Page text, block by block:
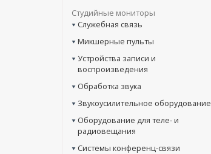
Студийные мониторы
Служебная связь
Микшерные пульты
Устройства записи и
воспроизведения
Обработка звука
Звукоусилительное оборудование
Оборудование для теле- и
радиовещания
Системы конференц-связи